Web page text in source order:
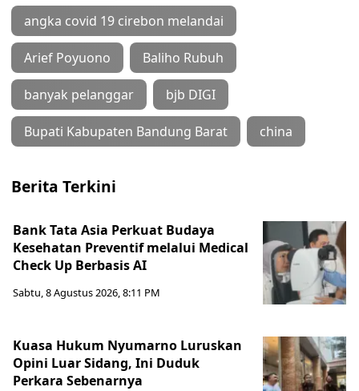
angka covid 19 cirebon melandai
Arief Poyuono Baliho Rubuh
banyak pelanggar bjb DIGI
Bupati Kabupaten Bandung Barat china
Berita Terkini
Bank Tata Asia Perkuat Budaya
Kesehatan Preventif melalui Medical
Check Up Berbasis AI
Sabtu, 8 Agustus 2026, 8:11 PM
Kuasa Hukum Nyumarno Luruskan
Opini Luar Sidang, Ini Duduk
Perkara Sebenarnya ​